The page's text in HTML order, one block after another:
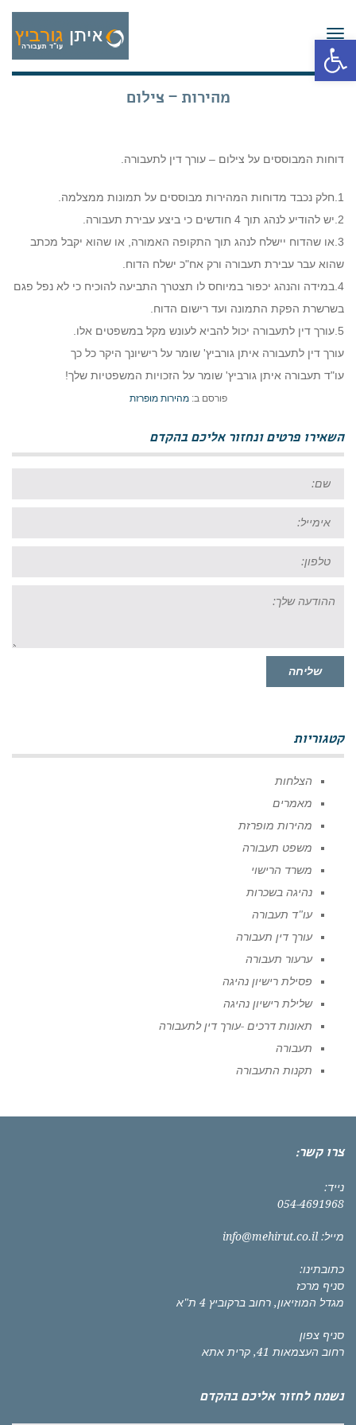
פתח סרגל נגישות
תפריט
מהירות – צילום
דוחות המבוססים על צילום – עורך דין לתעבורה.
1.חלק נכבד מדוחות המהירות מבוססים על תמונות ממצלמה.
2.יש להודיע לנהג תוך 4 חודשים כי ביצע עבירת תעבורה.
3.או שהדוח יישלח לנהג תוך התקופה האמורה, או שהוא יקבל מכתב
שהוא עבר עבירת תעבורה ורק אח"כ ישלח הדוח.
4.במידה והנהג יכפור במיוחס לו תצטרך התביעה להוכיח כי לא נפל פגם
בשרשרת הפקת התמונה ועד רישום הדוח.
5.עורך דין לתעבורה יכול להביא לעונש מקל במשפטים אלו.
עורך דין לתעבורה איתן גורביץ' שומר על רישיונך היקר כל כך
עו"ד תעבורה איתן גורביץ' שומר על הזכויות המשפטיות שלך!
פורסם ב:מהירות מופרזת
השאירו פרטים ונחזור אליכם בהקדם
שלך:
שליחה
קטגוריות
הצלחות
מאמרים
מהירות מופרזת
משפט תעבורה
משרד הרישוי
נהיגה בשכרות
עו"ד תעבורה
עורך דין תעבורה
ערעור תעבורה
פסילת רישיון נהיגה
שלילת רישיון נהיגה
תאונות דרכים -עורך דין לתעבורה
תעבורה
תקנות התעבורה
צרו קשר:
נייד:
054-4691968
מייל: info@mehirut.co.il
כתובתינו:
סניף מרכז
מגדל המוזיאון, רחוב ברקוביץ 4 ת"א
סניף צפון
רחוב העצמאות 41, קרית אתא
נשמח לחזור אליכם בהקדם